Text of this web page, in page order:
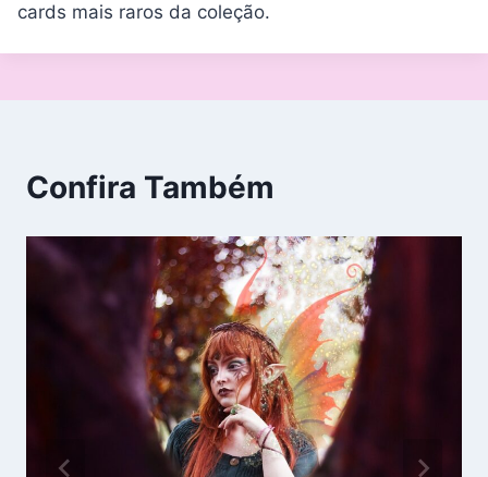
cards mais raros da coleção.
Confira Também